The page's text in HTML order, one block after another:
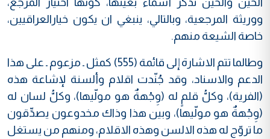
ووريثة المرجعية، وبالتالي، ينبغي ان يكون خيارالعراقيين،
خاصة الشيعة منهم.
وطالما تتم الاشارة إلى قائمة (555) كمثل ـ مزعوم ـ على هذا
الدعم والاسناد، وقد جُنّدت اقلام وألسنة لإشاعة هذه
(الفرية)، وكلُّ قلمٍ له (وِجْهةٌ هو مولّيها)، وكلُّ لسان له
(وِجْهةٌ هو مولّيها)، وبين هذا وذاك مخدوعون يصدِّقون
ما تروّج له هذه الالسن وهذه الاقلام، ومنهم من يستغل